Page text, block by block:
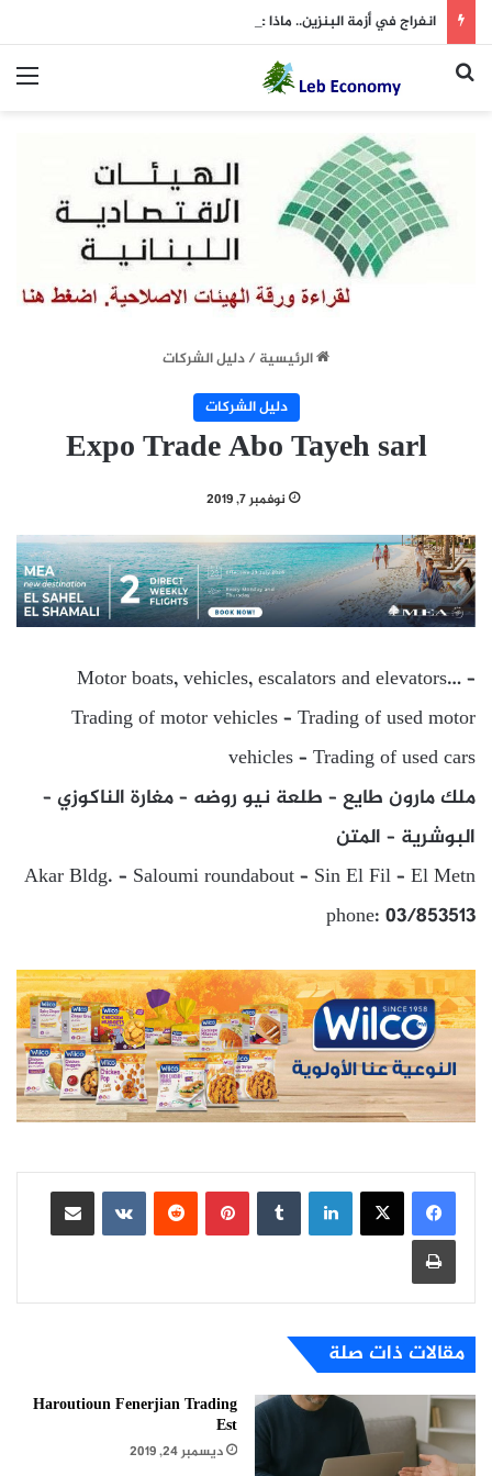
انفراج في أزمة البنزين.. ماذا عن اتجاه الأسعار في جدول الثلاثاء؟
بحث عن
الرئيسية/دليل الشركات
دليل الشركات
Expo Trade Abo Tayeh sarl
نوفمبر 7, 2019
Motor boats, vehicles, escalators and elevators… –
Trading of motor vehicles – Trading of used motor
vehicles – Trading of used cars
ملك مارون طايع – طلعة نيو روضه – مغارة الناكوزي –
البوشرية – المتن
Akar Bldg. – Saloumi roundabout – Sin El Fil – El Metn
phone: 03/853513
لينكدإن بينتيريست
مشاركة عبر البريد
طباعة
مقالات ذات صلة
Haroutioun Fenerjian Trading
Est
ديسمبر 24, 2019